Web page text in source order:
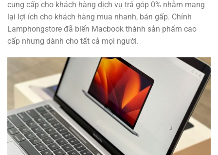
cung cấp cho khách hàng dịch vụ trả góp 0% nhằm mang
lại lợi ích cho khách hàng mua nhanh, bán gấp. Chính
Lamphongstore đã biến Macbook thành sản phẩm cao
cấp nhưng dành cho tất cả mọi người.